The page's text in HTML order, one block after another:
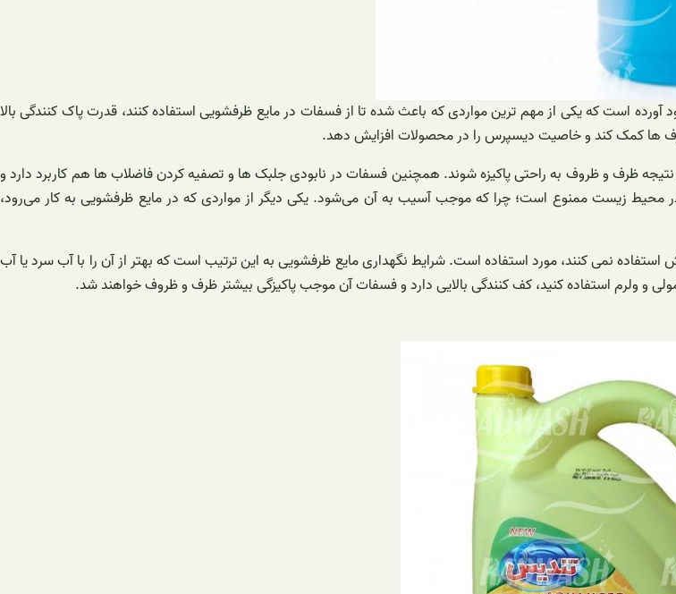
است که یکی از مهم ترین مواردی که باعث شده تا از فسفات در مایع ظرفشویی استفاده کنند، قدرت پاک کنندگی بالا
ها کمک کند و خاصیت دیسپرس را در محصولات افزایش دهد.
ظرف و ظروف به راحتی پاکیزه شوند. همچنین فسفات در نابودی جلبک ها و تصفیه کردن فاضلاب ها هم کاربرد دارد و
محیط زیست ممنوع است؛ چرا که موجب آسیب به آن می‌شود. یکی دیگر از مواردی که در مایع ظرفشویی به کار می‌رود،
نمی کنند، مورد استفاده است. شرایط نگهداری مایع ظرفشویی به این ترتیب است که بهتر از آن را با آب سرد یا آب
و ولرم استفاده کنید، کف کنندگی بالایی دارد و فسفات آن موجب پاکیزگی بیشتر ظرف و ظروف خواهند شد.